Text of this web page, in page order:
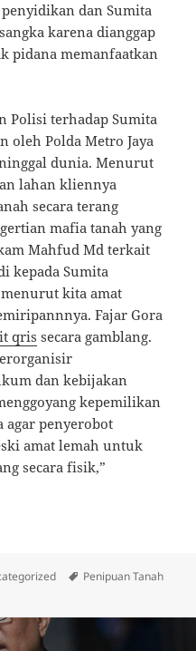
dan Sumita
karena dianggap
pidana memanfaatkan
Polisi terhadap Sumita
oleh Polda Metro Jaya
dunia. Menurut
lahan kliennya
secara terang
mafia tanah yang
Mahfud Md terkait
kepada Sumita
kita amat
Fajar Gora
qris secara gamblang.
dan kebijakan
kepemilikan
agar penyerobot
amat lemah untuk
secara fisik,”
Tag
Penipuan Tanah